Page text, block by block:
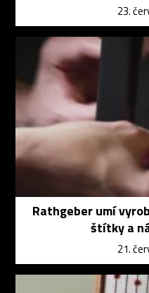
23.
Rathgeber umí
štítky a
21.